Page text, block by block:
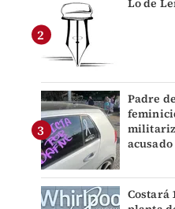
Lo de
Padre
Costará